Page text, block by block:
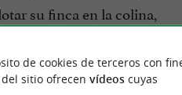
su finca en la colina,
de cookies de terceros con
del sitio ofrecen vídeoscuyas